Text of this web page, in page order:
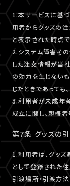
1.本サービスに基
用者からグッズの注
と表示された時点
2.システム障害そ
した注文情報が当
の効力を生じない
じたときであっても
3.利用者が未成年
成立に関し、親権
第7条 グッズの
1.利用者は、グッズ
として登録された
引渡場所・引渡方